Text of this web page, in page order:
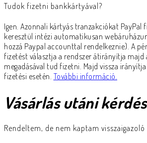
Tudok fizetni bankkártyával?
Igen. Azonnali kártyás tranzakciókat PayPal
keresztül intézi automatikusan
hozzá Paypal accounttal rendelkeznie). A
fizetést választja a rendszer átirányítja
megadásával tud fizetni. Majd vissza
fizetési esetén. További információ.
Vásárlás utáni
Rendeltem, de nem kaptam